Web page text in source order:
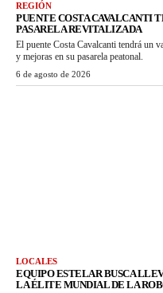
REGIÓN
PUENTE COSTA CAVALCANTI
PASARELA REVITALIZADA
El puente Costa Cavalcanti tendrá un
y mejoras en su pasarela peatonal.
6 de agosto de 2026
LOCALES
EQUIPO ESTELAR BUSCA
LA ÉLITE MUNDIAL DE LA